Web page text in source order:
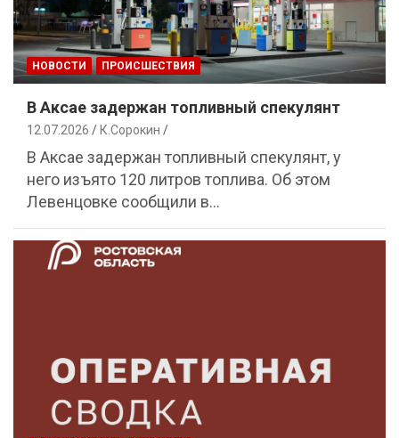
НОВОСТИ ПРОИСШЕСТВИЯ
В Аксае задержан топливный спекулянт
12.07.2026 К.Сорокин
В Аксае задержан топливный спекулянт, у
него изъято 120 литров топлива. Об этом
Левенцовке сообщили в…